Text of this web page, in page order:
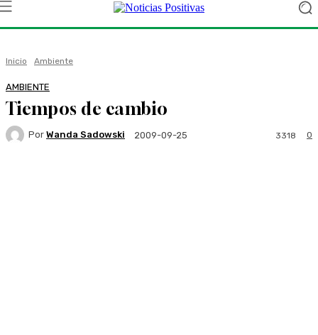
Inicio Ambiente
AMBIENTE
Tiempos de cambio
Por Wanda Sadowski 2009-09-25 0
3318